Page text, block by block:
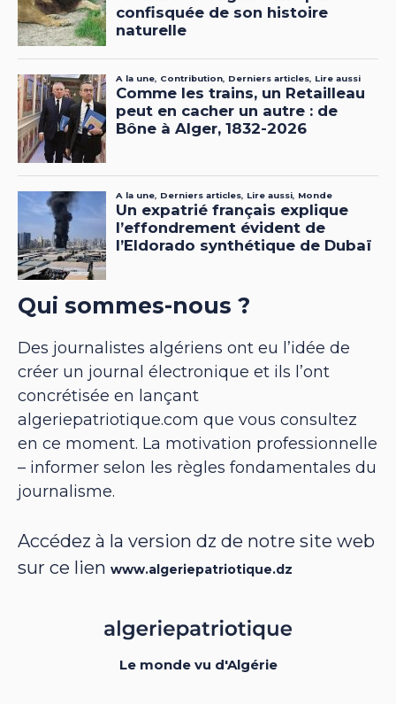
Qui sommes-nous ?
Des journalistes algériens ont eu l’idée de
créer un journal électronique et ils l’ont
concrétisée en lançant
algeriepatriotique.com que vous consultez
en ce moment. La motivation professionnelle
– informer selon les règles fondamentales du
journalisme.
Accédez à la version dz de notre site web
sur ce lien www.algeriepatriotique.dz
Le monde vu d'Algérie